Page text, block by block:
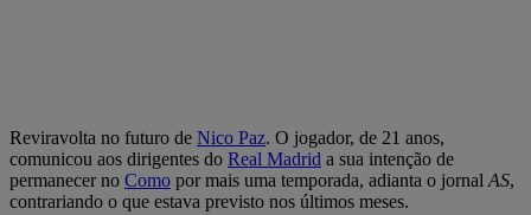
Reviravolta no futuro de Nico Paz. O jogador, de 21 anos,
comunicou aos dirigentes do Real Madrid a sua intenção de
permanecer no Como por mais uma temporada, adianta o jornal AS,
contrariando o que estava previsto nos últimos meses.